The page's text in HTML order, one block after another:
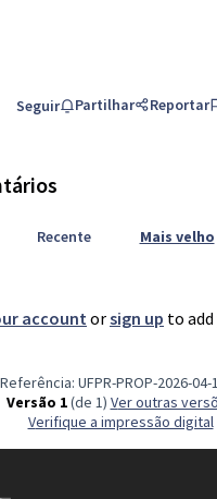
Seguir Partilhar Reportar
Recente Mais velho
account orsign up to
Referência: UFPR-PROP-2026-04-
Versão 1(de 1) ver outras
Verifique a impressão digital